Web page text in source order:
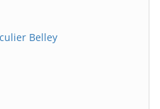
Belley